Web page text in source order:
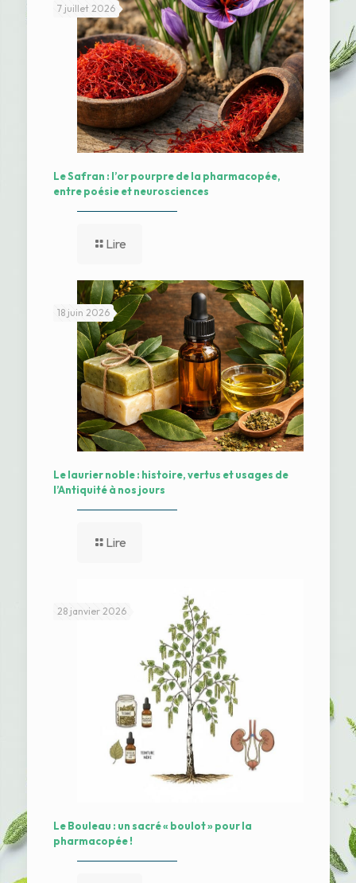
7 juillet 2026
Le Safran : l’or pourpre de la pharmacopée,
entre poésie et neurosciences
Lire
18 juin 2026
Le laurier noble : histoire, vertus et usages de
l’Antiquité à nos jours
Lire
28 janvier 2026
Le Bouleau : un sacré « boulot » pour la
pharmacopée !